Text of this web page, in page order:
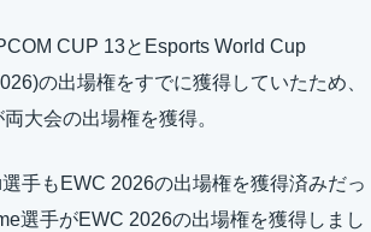
CUP 13とEsports World Cup
の出場権をすでに獲得していたため、
大会の出場権を獲得。
手もEWC 2026の出場権を獲得済みだっ
選手がEWC 2026の出場権を獲得しまし